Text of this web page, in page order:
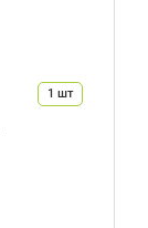
1 шт